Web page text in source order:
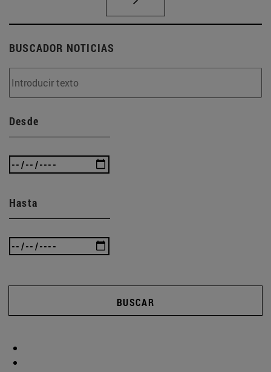
BUSCADOR NOTICIAS
Desde
Hasta
BUSCAR